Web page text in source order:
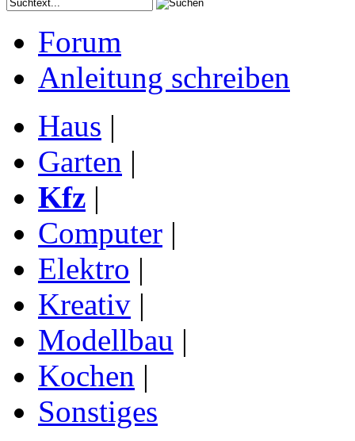
Forum
Anleitung schreiben
Haus |
Garten |
Kfz |
Computer |
Elektro |
Kreativ |
Modellbau |
Kochen |
Sonstiges